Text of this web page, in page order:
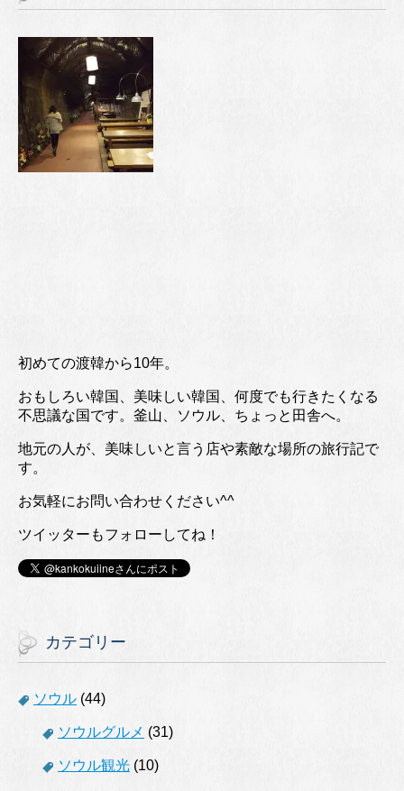
初めての渡韓から10年。
おもしろい韓国、美味しい韓国、何度でも行きたくなる
不思議な国です。釜山、ソウル、ちょっと田舎へ。
地元の人が、美味しいと言う店や素敵な場所の旅行記で
す。
お気軽にお問い合わせください^^
ツイッターもフォローしてね！
カテゴリー
ソウル (44)
ソウルグルメ (31)
ソウル観光 (10)